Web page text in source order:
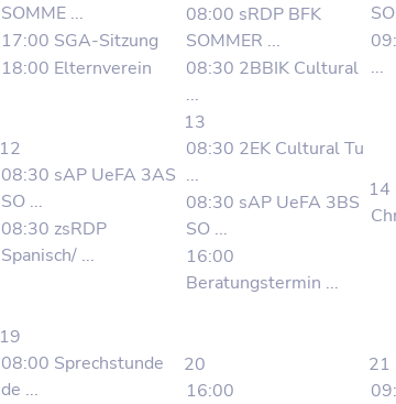
SOMME ...
17:00 SGA-Sitzung
18:00 Elternverein
08:00 sRDP BFK
SOMMER ...
08:30 2BBIK Cultural
...
...
12
08:30 sAP UeFA 3AS
SO ...
08:30 zsRDP
Spanisch/ ...
13
08:30 2EK Cultural Tu
...
08:30 sAP UeFA 3BS
SO ...
16:00
Beratungstermin ...
14
19
08:00 Sprechstunde
de ...
20
16:00
21